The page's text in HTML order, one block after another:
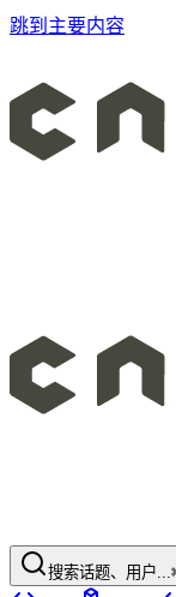
跳到主要内容
搜索话题、用户...